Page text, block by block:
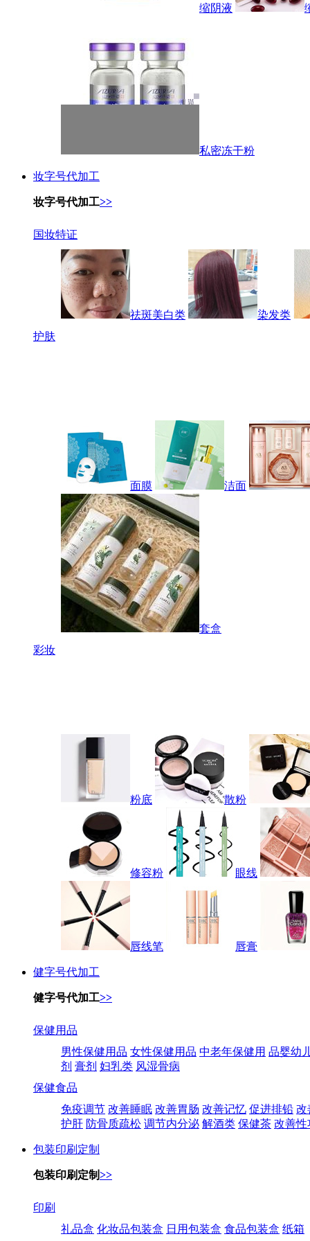
缩阴液
私密冻干粉
妆字号代加工
妆字号代加工>>
国妆特证
祛斑美白类
染发类
护肤
面膜 洁面
套盒
彩妆
粉底 散粉
修容粉 眼线
唇线笔 唇膏
健字号代加工
健字号代加工>>
保健用品
男性保健用品 女性保健用品 中老年保健用 品婴幼
剂 膏剂 妇乳类 风湿骨病
保健食品
免疫调节 改善睡眠 改善胃肠 改善记忆 促进排铅 改
护肝 防骨质疏松 调节内分泌 解酒类 保健茶 改善性
包装印刷定制
包装印刷定制>>
印刷
礼品盒 化妆品包装盒 日用包装盒 食品包装盒 纸箱